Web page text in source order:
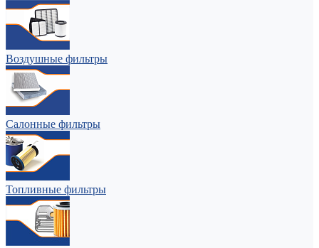
Воздушные фильтры
Салонные фильтры
Топливные фильтры